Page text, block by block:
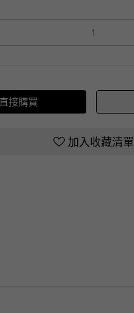
接購買
加入收藏清單